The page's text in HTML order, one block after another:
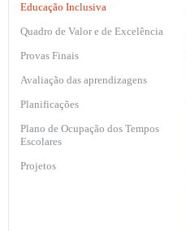
Educação Inclusiva
Quadro de Valor e de Excelência
Provas Finais
Avaliação das aprendizagens
Planificações
Plano de Ocupação dos Tempos
Escolares
Projetos